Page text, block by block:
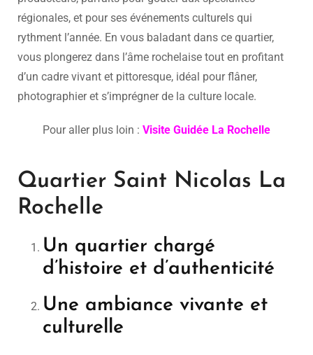
régionales, et pour ses événements culturels qui
rythment l’année. En vous baladant dans ce quartier,
vous plongerez dans l’âme rochelaise tout en profitant
d’un cadre vivant et pittoresque, idéal pour flâner,
photographier et s’imprégner de la culture locale.
Pour aller plus loin : Visite Guidée La Rochelle
Quartier Saint Nicolas La
Rochelle
Un quartier chargé
d’histoire et d’authenticité
Une ambiance vivante et
culturelle